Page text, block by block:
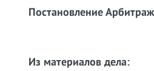
Постановление
Из материалов дела: